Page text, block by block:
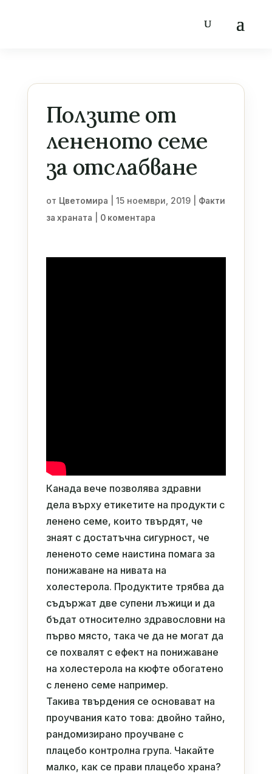
Ползите от
лененото семе
за отслабване
от Цветомира 15 ноември, 2019|
Факти
за храната
0 коментара
Канада вече позволява здравни
дела върху етикетите на продукти с
ленено семе, които твърдят, че
знаят с достатъчна сигурност, че
лененото семе наистина помага за
понижаване на нивата на
холестерола. Продуктите трябва да
съдържат две супени лъжици и да
бъдат относително здравословни на
първо място, така че да не могат да
се похвалят с ефект на понижаване
на холестерола на кюфте обогатено
с ленено семе например.
Такива твърдения се основават на
проучвания като това: двойно тайно,
рандомизирано проучване с
плацебо контролна група. Чакайте
малко, как се прави плацебо храна?